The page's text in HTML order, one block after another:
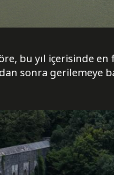
bu yıl içerisinde en
sonra gerilemeye